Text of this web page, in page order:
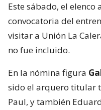
Este sábado, el elenco
convocatoria del
visitar a Unión La
no fue incluido.
En la nómina figura
sido el arquero titular
Paul, y también